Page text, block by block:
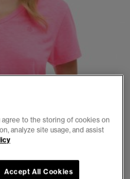
agree to the storing of cookies on
analyze site usage, and assist
Accept All Cookies